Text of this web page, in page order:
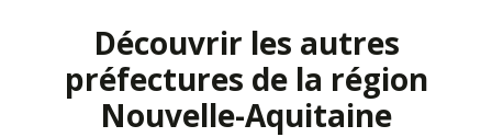
Découvrir les autres
préfectures de la région
Nouvelle-Aquitaine